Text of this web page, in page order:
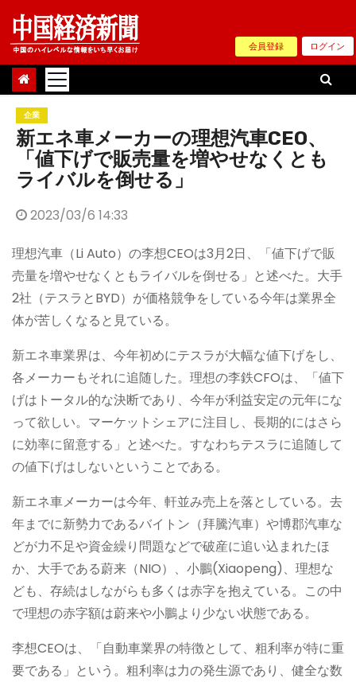
Skip
content
会員登録 ログイン
企業
新エネ車メーカーの理想汽車CEO、
「値下げで販売量を増やせなくとも
ライバルを倒せる」
2023/03/6 14:33
理想汽車（Li Auto）の李想CEOは3月2日、「値下げで販
売量を増やせなくともライバルを倒せる」と述べた。大手
2社（テスラとBYD）が価格競争をしている今年は業界全
体が苦しくなると見ている。
新エネ車業界は、今年初めにテスラが大幅な値下げをし、
各メーカーもそれに追随した。理想の李鉄CFOは、「値下
げはトータル的な決断であり、今年が利益安定の元年にな
って欲しい。マーケットシェアに注目し、長期的にはさら
に効率に留意する」と述べた。すなわちテスラに追随して
の値下げはしないということである。
新エネ車メーカーは今年、軒並み売上を落としている。去
年までに新勢力であるバイトン（拜騰汽車）や博郡汽車な
どが力不足や資金繰り問題などで破産に追い込まれたほ
か、大手である蔚来（NIO）、小鵬(Xiaopeng)、理想な
ども、存続はしながらも多くは赤字を抱えている。この中
で理想の赤字額は蔚来や小鵬より少ない状態である。
李想CEOは、「自動車業界の特徴として、粗利率が特に重
要である」という。粗利率は力の発生源であり、健全な数